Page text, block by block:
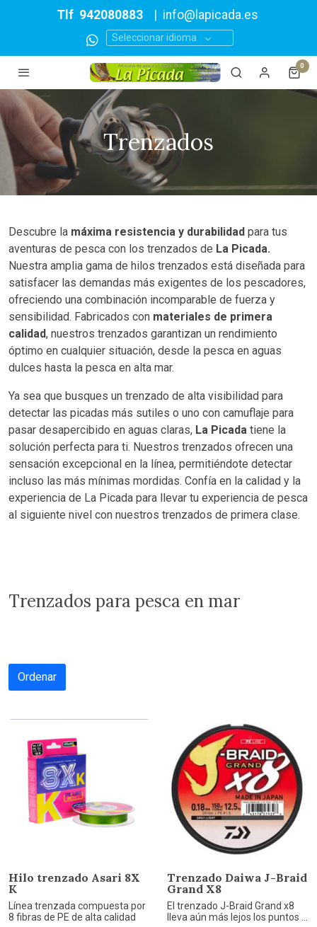
Tlf 942080883 info@lapicada.es
Seleccionar idioma
0
Trenzados
Descubre la máxima resistencia y durabilidad para tus
aventuras de pesca con los trenzados de La Picada.
Nuestra amplia gama de hilos trenzados está diseñada para
satisfacer las demandas más exigentes de los pescadores,
ofreciendo una combinación incomparable de fuerza y
sensibilidad. Fabricados con materiales de primera
calidad, nuestros trenzados garantizan un rendimiento
óptimo en cualquier situación, desde la pesca en aguas
dulces hasta la pesca en alta mar.
Ya sea que busques un trenzado de alta visibilidad para
detectar las picadas más sutiles o uno con camuflaje para
pasar desapercibido en aguas claras, La Picada tiene la
solución perfecta para ti. Nuestros trenzados ofrecen una
sensación excepcional en la línea, permitiéndote detectar
incluso las más mínimas mordidas. Confía en la calidad y la
experiencia de La Picada para llevar tu experiencia de pesca
al siguiente nivel con nuestros trenzados de primera clase.
Trenzados para pesca en mar
Ordenar
Hilo trenzado Asari 8X
K
Línea trenzada compuesta por
8 fibras de PE de alta calidad
Trenzado Daiwa J-Braid
Grand X8
El trenzado J-Braid Grand x8
lleva aún más lejos los puntos ...